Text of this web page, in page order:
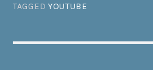
TAGGED YOUTUBE